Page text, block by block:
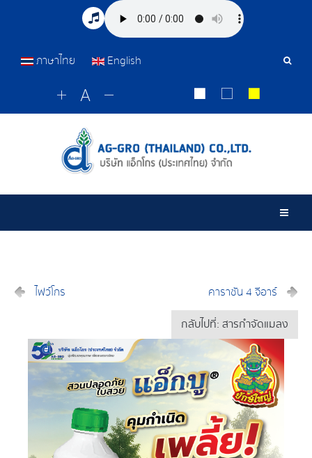
เครื่อ
ภาษาไทย English
ไฟว์โกร คาราซัน 4 จีอาร์
กลับไปที่: สารกำจัดแมลง